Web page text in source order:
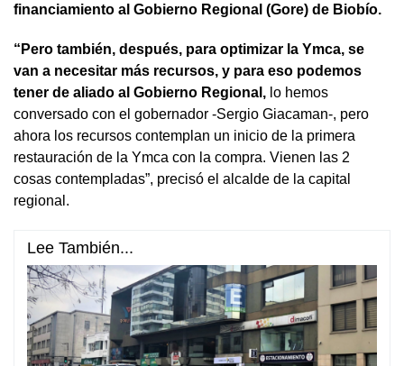
financiamiento al Gobierno Regional (Gore) de Biobío.
“Pero también, después, para optimizar la Ymca, se
van a necesitar más recursos, y para eso podemos
tener de aliado al Gobierno Regional, lo hemos
conversado con el gobernador -Sergio Giacaman-, pero
ahora los recursos contemplan un inicio de la primera
restauración de la Ymca con la compra. Vienen las 2
cosas contempladas”, precisó el alcalde de la capital
regional.
Lee También...